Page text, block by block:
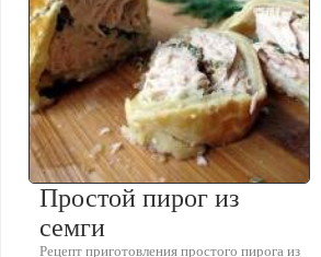
Простой пирог из
семги
Рецепт приготовления простого пирога из